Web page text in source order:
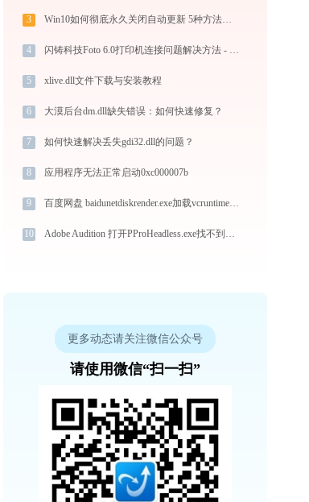
3 Win10如何彻底永久关闭自动更新 5种方法教你永久关闭win10自动更新
4 闪铸科技Foto 6.0打印机连接问题解决方法 - 金山毒霸
5 xlive.dll文件下载与安装教程
6 大漠后台dm.dll缺失错误：如何快速修复？
7 如何快速解决丢失gdi32.dll的问题？
8 应用程序无法正常启动0xc000007b
9 百度网盘 baidunetdiskrender.exe加载vcruntime140.dll文件丢失处理办法
10 Adobe Audition 打开PProHeadless.exe找不到mfplat.dll怎么办
更多动态请关注微信公众号
请使用微信“扫一扫”